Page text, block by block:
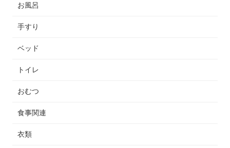
お風呂
手すり
ベッド
トイレ
おむつ
食事関連
衣類